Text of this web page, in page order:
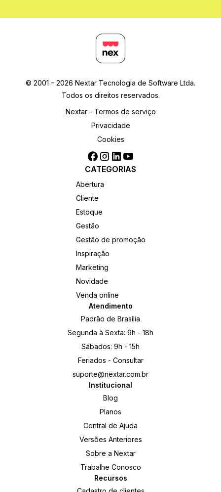
© 2001 – 2026 Nextar Tecnologia de Software Ltda.
Todos os direitos reservados.
Nextar - Termos de serviço
Privacidade
Cookies
CATEGORIAS
Abertura
Cliente
Estoque
Gestão
Gestão de promoção
Inspiração
Marketing
Novidade
Venda online
Atendimento
Padrão de Brasília
Segunda à Sexta: 9h - 18h
Sábados: 9h - 15h
Feriados - Consultar
suporte@nextar.com.br
Institucional
Blog
Planos
Central de Ajuda
Versões Anteriores
Sobre a Nextar
Trabalhe Conosco
Recursos